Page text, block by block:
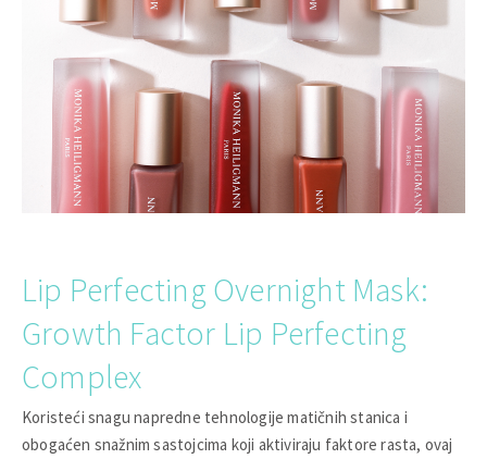
Lip Perfecting Overnight Mask:
Growth Factor Lip Perfecting
Complex
Koristeći snagu napredne tehnologije matičnih stanica i
obogaćen snažnim sastojcima koji aktiviraju faktore rasta, ovaj